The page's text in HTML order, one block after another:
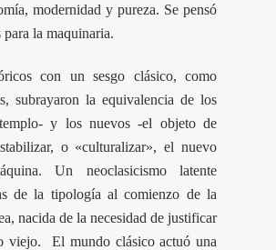
modernidad y pureza. Se pensó
para la maquinaria.
con un sesgo clásico, como
subrayaron la equivalencia de los
y los nuevos -el objeto de
o «culturalizar», el nuevo
Un neoclasicismo latente
de la tipología al comienzo de la
nacida de la necesidad de justificar
viejo. El mundo clásico actuó una